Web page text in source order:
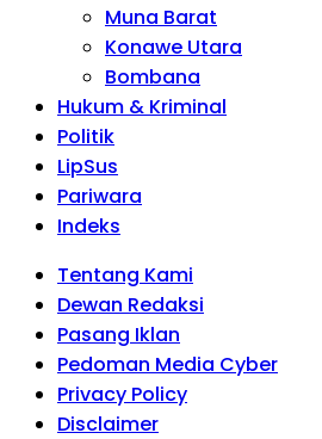
Muna Barat
Konawe Utara
Bombana
Hukum & Kriminal
Politik
LipSus
Pariwara
Indeks
Tentang Kami
Dewan Redaksi
Pasang Iklan
Pedoman Media Cyber
Privacy Policy
Disclaimer